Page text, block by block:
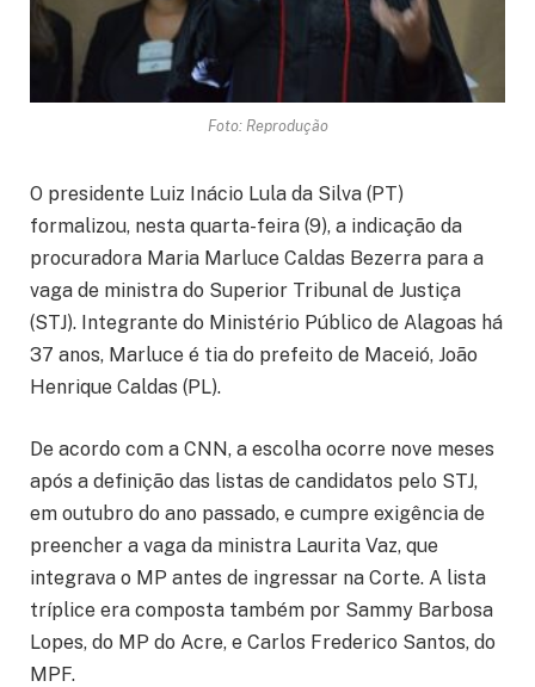
Foto: Reprodução
O presidente Luiz Inácio Lula da Silva (PT)
formalizou, nesta quarta-feira (9), a indicação da
procuradora Maria Marluce Caldas Bezerra para a
vaga de ministra do Superior Tribunal de Justiça
(STJ). Integrante do Ministério Público de Alagoas há
37 anos, Marluce é tia do prefeito de Maceió, João
Henrique Caldas (PL).
De acordo com a CNN, a escolha ocorre nove meses
após a definição das listas de candidatos pelo STJ,
em outubro do ano passado, e cumpre exigência de
preencher a vaga da ministra Laurita Vaz, que
integrava o MP antes de ingressar na Corte. A lista
tríplice era composta também por Sammy Barbosa
Lopes, do MP do Acre, e Carlos Frederico Santos, do
MPF.